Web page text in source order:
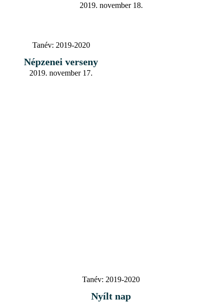
2019. november 18.
Tanév: 2019-2020
Népzenei verseny
2019. november 17.
Tanév: 2019-2020
Nyílt nap